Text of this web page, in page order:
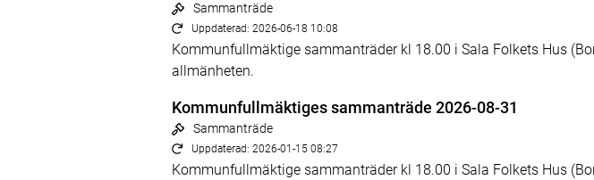
Sammanträde
Uppdaterad: 2026-06-18 10:08
Kommunfullmäktige sammanträder kl 18.00 i Sala Folkets Hus
allmänheten.
Kommunfullmäktiges sammanträde 2026-08-31
Sammanträde
Uppdaterad: 2026-01-15 08:27
Kommunfullmäktige sammanträder kl 18.00 i Sala Folkets Hus